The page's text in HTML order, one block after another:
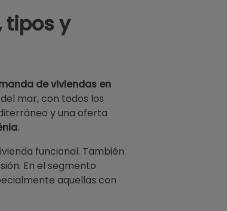
tipos y
de viviendas en
mar, con todos los
y una oferta
.
funcional. También
En el segmento
aquellas con